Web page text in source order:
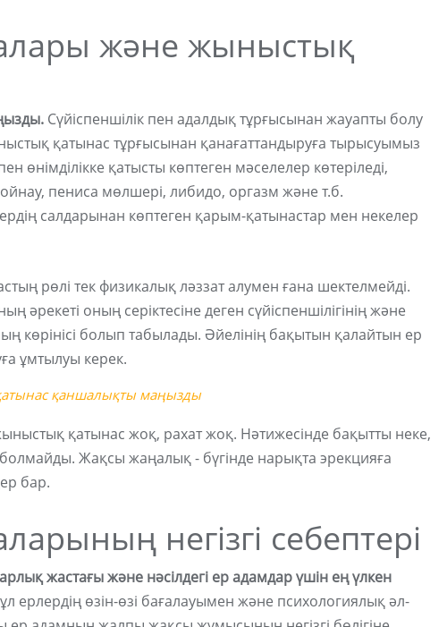
және жыныстық
Сүйіспеншілік пен адалдық тұрғысынан жауапты болу
қатынас тұрғысынан қанағаттандыруға тырысуымыз
өнімділікке қатысты көптеген мәселелер көтеріледі,
пениса мөлшері, либидо, оргазм және т.б.
салдарынан көптеген қарым-қатынастар мен некелер
рөлі тек физикалық ләззат алумен ғана шектелмейді.
әрекеті оның серіктесіне деген сүйіспеншілігінің және
көрінісі болып табылады. Әйелінің бақытын қалайтын ер
ұмтылуы керек.
қаншалықты маңызды
қатынас жоқ, рахат жоқ. Нәтижесінде бақытты неке,
Жақсы жаңалық - бүгінде нарықта эрекцияға
бар.
негізгі себептері
жастағы және нәсілдегі ер адамдар үшін ең үлкен
ерлердің өзін-өзі бағалауымен және психологиялық әл-